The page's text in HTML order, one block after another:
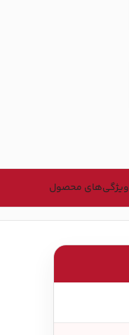
ویژگی‌های محصول